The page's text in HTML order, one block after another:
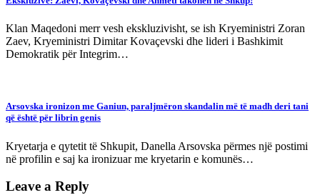
Klan Maqedoni merr vesh ekskluzivisht, se ish Kryeministri Zoran
Zaev, Kryeministri Dimitar Kovaçevski dhe lideri i Bashkimit
Demokratik për Integrim…
Arsovska ironizon me Ganiun, paraljmëron skandalin më të madh deri tani
që është për librin genis
Kryetarja e qytetit të Shkupit, Danella Arsovska përmes një postimi
në profilin e saj ka ironizuar me kryetarin e komunës…
Leave a Reply